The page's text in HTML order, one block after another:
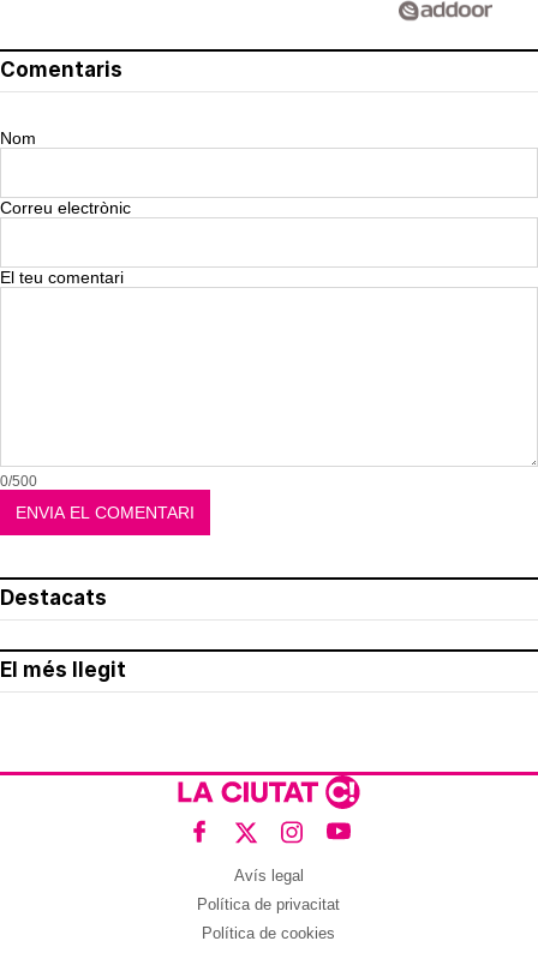
Comentaris
Nom
Correu electrònic
El teu comentari
0/500
Destacats
El més llegit
Avís legal
Política de privacitat
Política de cookies